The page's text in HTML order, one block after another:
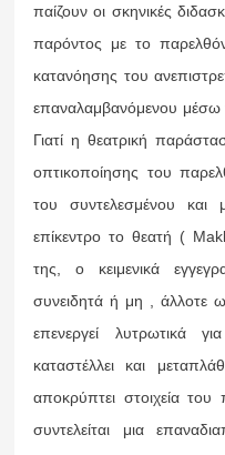
παίζουν οι σκηνικές
παρόντος με το
κατανόησης του
επαναλαμβανόμενου μέσω
Γιατί η θεατρική
οπτικοποίησης του
του συντελεσμένου και
επίκεντρο το θεατή (
της, ο κειμενικά
συνειδητά ή μη , άλλοτε
επενεργεί λυτρωτικά
καταστέλλει και
αποκρύπτει στοιχεία
συντελείται μια